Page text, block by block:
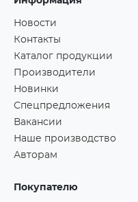
Новости
Контакты
Каталог продукции
Производители
Новинки
Спецпредложения
Вакансии
Наше производство
Авторам
Покупателю